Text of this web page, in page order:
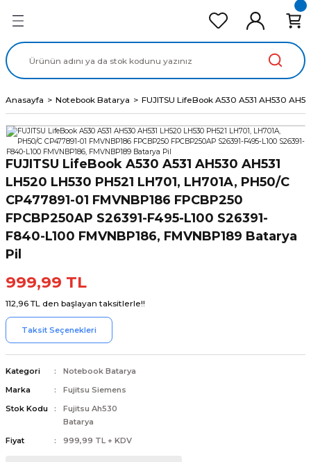
Ekran Panel
Data Kablo
Anasayfa Notebook Batarya FUJITSU LifeBook A530 A531 AH530
FUJITSU LifeBook A530 A531 AH530 AH531
LH520 LH530 PH521 LH701, LH701A, PH50/C
CP477891-01 FMVNBP186 FPCBP250
FPCBP250AP S26391-F495-L100 S26391-
F840-L100 FMVNBP186, FMVNBP189 Batarya
Pil
999,99 TL
112,96 TL den başlayan taksitlerle!!
Taksit Seçenekleri
Kategori
Notebook Batarya
Marka
Fujitsu Siemens
Stok Kodu
Fujitsu Ah530
Batarya
Fiyat
999,99 TL + KDV